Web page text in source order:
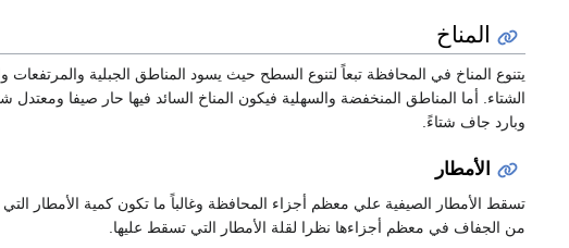
المناخ
يتنوع المناخ في المحافظة تبعاً لتنوع السطح حيث يسود المناطق الجبلية
الشتاء. أما المناطق المنخفضة والسهلية فيكون المناخ السائد فيها حار صيفا
وبارد جاف شتاءً.
الأمطار
تسقط الأمطار الصيفية علي معظم أجزاء المحافظة وغالباً ما تكون كمية الأمطار
من الجفاف في معظم أجزاءها نظرا لقلة الأمطار التي تسقط عليها.